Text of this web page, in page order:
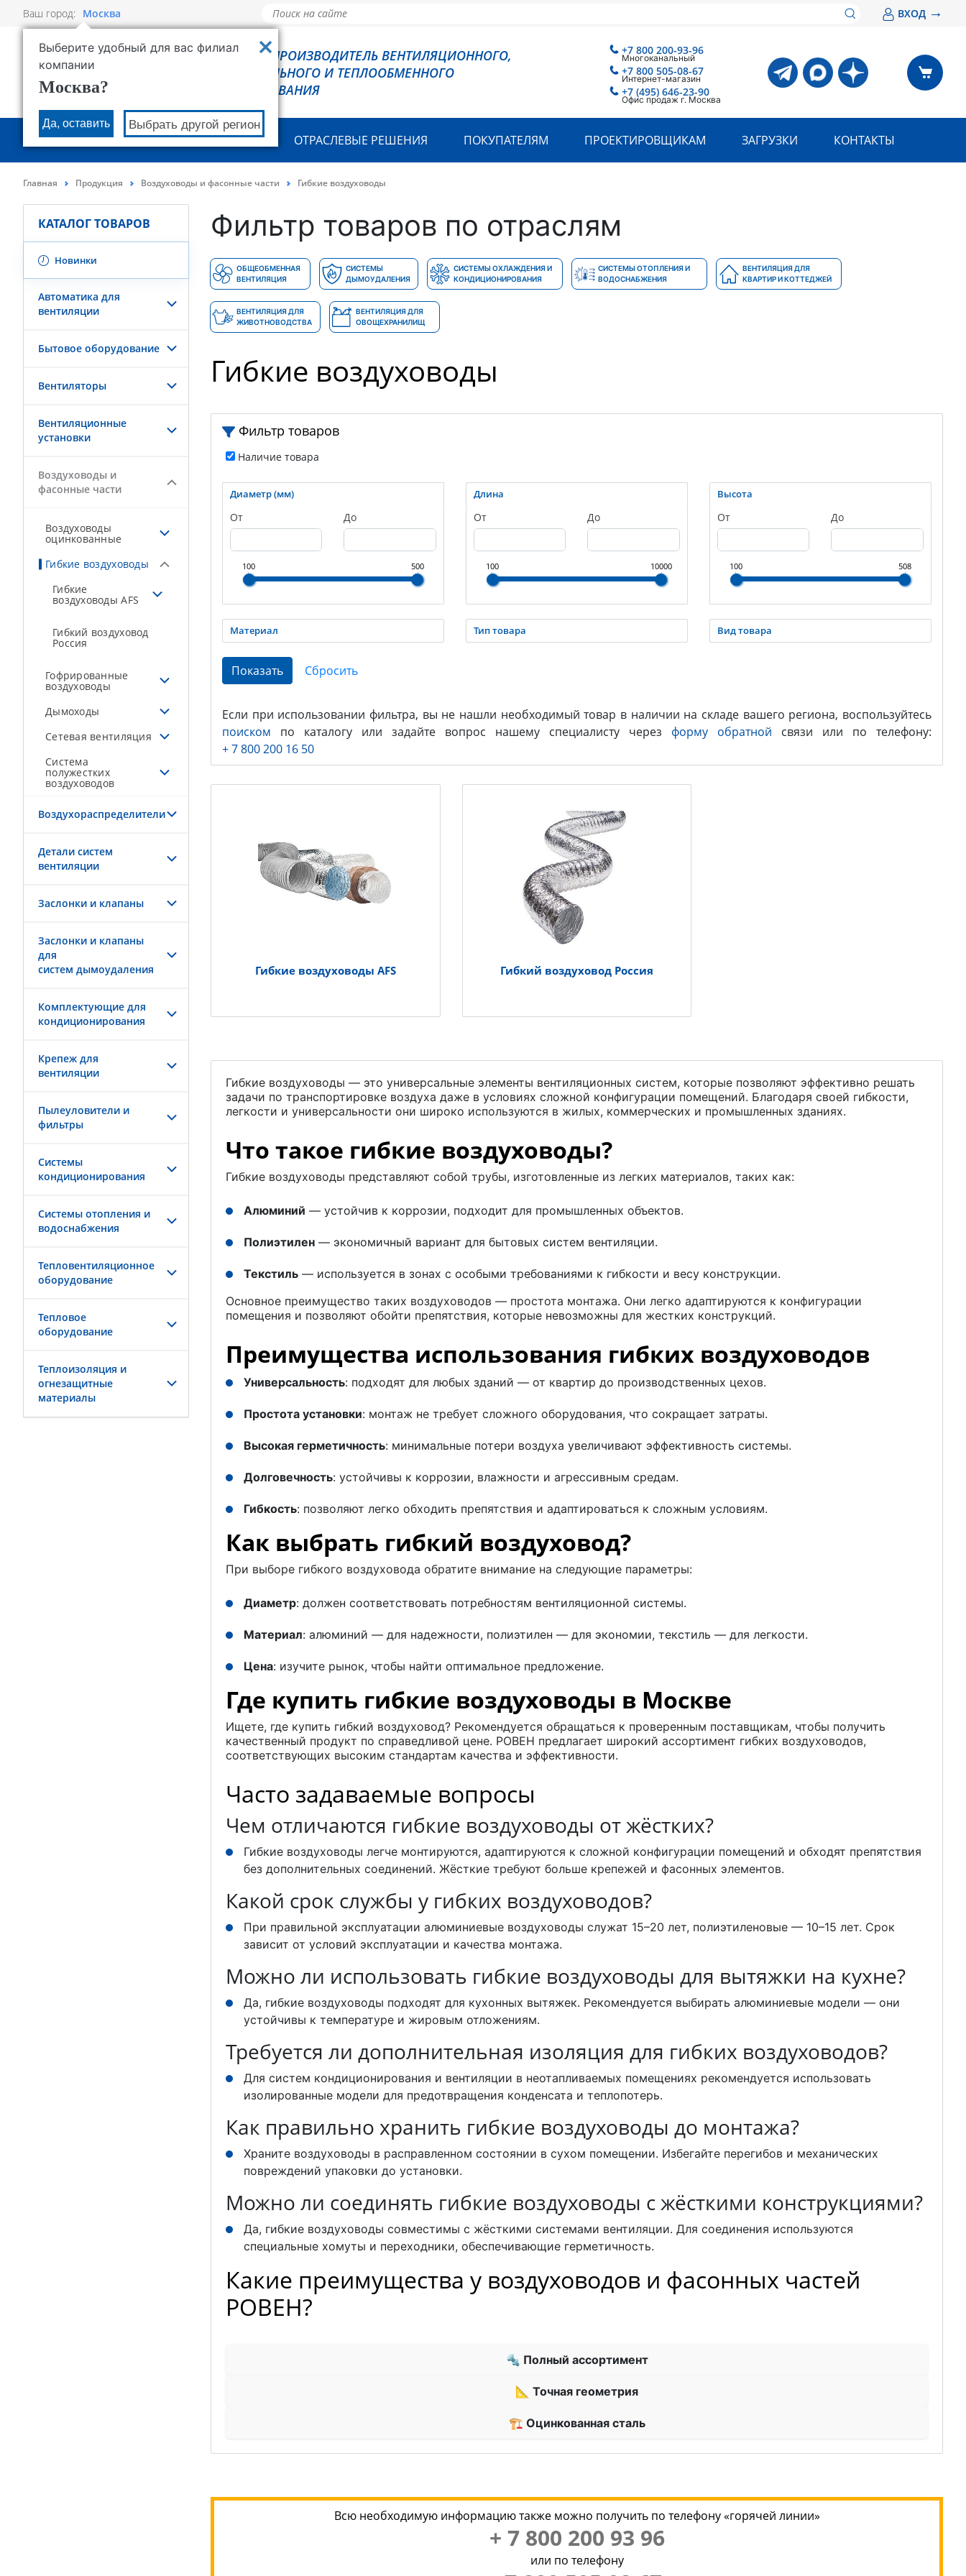
Ваш город: Москва
Выберите удобный для вас филиал
компании
Москва?
Да, оставить Выбрать другой регион
ВХОД →
РОВЕН - ПРОИЗВОДИТЕЛЬ ВЕНТИЛЯЦИОННОГО,
ХОЛОДИЛЬНОГО И ТЕПЛООБМЕННОГО
ОБОРУДОВАНИЯ
+7 800 200-93-96
Многоканальный
+7 800 505-08-67
Интернет-магазин
+7 (495) 646-23-90
Офис продаж г. Москва
О КОМПАНИИ ПРОДУКЦИЯ ОТРАСЛЕВЫЕ РЕШЕНИЯ ПОКУПАТЕЛЯМ ПРОЕКТИРОВЩИКАМ ЗАГРУЗКИ КОНТАКТЫ
Главная Продукция Воздуховоды и фасонные части Гибкие воздуховоды
КАТАЛОГ ТОВАРОВ
Новинки
Автоматика для
вентиляции
Бытовое оборудование
Вентиляторы
Вентиляционные
установки
Воздуховоды и
фасонные части
Воздуховоды
оцинкованные
Гибкие воздуховоды
Гибкие
воздуховоды AFS
Гибкий воздуховод
Россия
Гофрированные
воздуховоды
Дымоходы
Сетевая вентиляция
Система
полужестких
воздуховодов
Воздухораспределители
Детали систем
вентиляции
Заслонки и клапаны
Заслонки и клапаны
для
систем дымоудаления
Комплектующие для
кондиционирования
Крепеж для
вентиляции
Пылеуловители и
фильтры
Системы
кондиционирования
Системы отопления и
водоснабжения
Тепловентиляционное
оборудование
Тепловое
оборудование
Теплоизоляция и
огнезащитные
материалы
Фильтр товаров по отраслям
ОБЩЕОБМЕННАЯ
ВЕНТИЛЯЦИЯ
СИСТЕМЫ
ДЫМОУДАЛЕНИЯ
СИСТЕМЫ ОХЛАЖДЕНИЯ И
КОНДИЦИОНИРОВАНИЯ
СИСТЕМЫ ОТОПЛЕНИЯ И
ВОДОСНАБЖЕНИЯ
ВЕНТИЛЯЦИЯ ДЛЯ
КВАРТИР И КОТТЕДЖЕЙ
ВЕНТИЛЯЦИЯ ДЛЯ
ЖИВОТНОВОДСТВА
ВЕНТИЛЯЦИЯ ДЛЯ
ОВОЩЕХРАНИЛИЩ
Гибкие воздуховоды
Фильтр товаров
Наличие товара
Диаметр (мм)
От До
100 500
Длина
От До
100 10000
Высота
От До
100 508
Материал Тип товара Вид товара
Если при использовании фильтра, вы не нашли необходимый товар в наличии на складе вашего региона, воспользуйтесь
поиском по каталогу или задайте вопрос нашему специалисту через форму обратной связи или по телефону:
+ 7 800 200 16 50
Гибкие воздуховоды AFS Гибкий воздуховод Россия
Гибкие воздуховоды — это универсальные элементы вентиляционных систем, которые позволяют эффективно решать
задачи по транспортировке воздуха даже в условиях сложной конфигурации помещений. Благодаря своей гибкости,
легкости и универсальности они широко используются в жилых, коммерческих и промышленных зданиях.
Что такое гибкие воздуховоды?
Гибкие воздуховоды представляют собой трубы, изготовленные из легких материалов, таких как:
Алюминий — устойчив к коррозии, подходит для промышленных объектов.
Полиэтилен — экономичный вариант для бытовых систем вентиляции.
Текстиль — используется в зонах с особыми требованиями к гибкости и весу конструкции.
Основное преимущество таких воздуховодов — простота монтажа. Они легко адаптируются к конфигурации
помещения и позволяют обойти препятствия, которые невозможны для жестких конструкций.
Преимущества использования гибких воздуховодов
Универсальность: подходят для любых зданий — от квартир до производственных цехов.
Простота установки: монтаж не требует сложного оборудования, что сокращает затраты.
Высокая герметичность: минимальные потери воздуха увеличивают эффективность системы.
Долговечность: устойчивы к коррозии, влажности и агрессивным средам.
Гибкость: позволяют легко обходить препятствия и адаптироваться к сложным условиям.
Как выбрать гибкий воздуховод?
При выборе гибкого воздуховода обратите внимание на следующие параметры:
Диаметр: должен соответствовать потребностям вентиляционной системы.
Материал: алюминий — для надежности, полиэтилен — для экономии, текстиль — для легкости.
Цена: изучите рынок, чтобы найти оптимальное предложение.
Где купить гибкие воздуховоды в Москве
Ищете, где купить гибкий воздуховод? Рекомендуется обращаться к проверенным поставщикам, чтобы получить
качественный продукт по справедливой цене. РОВЕН предлагает широкий ассортимент гибких воздуховодов,
соответствующих высоким стандартам качества и эффективности.
Часто задаваемые вопросы
Чем отличаются гибкие воздуховоды от жёстких?
Гибкие воздуховоды легче монтируются, адаптируются к сложной конфигурации помещений и обходят препятствия
без дополнительных соединений. Жёсткие требуют больше крепежей и фасонных элементов.
Какой срок службы у гибких воздуховодов?
При правильной эксплуатации алюминиевые воздуховоды служат 15–20 лет, полиэтиленовые — 10–15 лет. Срок
зависит от условий эксплуатации и качества монтажа.
Можно ли использовать гибкие воздуховоды для вытяжки на кухне?
Да, гибкие воздуховоды подходят для кухонных вытяжек. Рекомендуется выбирать алюминиевые модели — они
устойчивы к температуре и жировым отложениям.
Требуется ли дополнительная изоляция для гибких воздуховодов?
Для систем кондиционирования и вентиляции в неотапливаемых помещениях рекомендуется использовать
изолированные модели для предотвращения конденсата и теплопотерь.
Как правильно хранить гибкие воздуховоды до монтажа?
Храните воздуховоды в расправленном состоянии в сухом помещении. Избегайте перегибов и механических
повреждений упаковки до установки.
Можно ли соединять гибкие воздуховоды с жёсткими конструкциями?
Да, гибкие воздуховоды совместимы с жёсткими системами вентиляции. Для соединения используются
специальные хомуты и переходники, обеспечивающие герметичность.
Какие преимущества у воздуховодов и фасонных частей
РОВЕН?
🔩 Полный ассортимент
📐 Точная геометрия
🏗 Оцинкованная сталь
Всю необходимую информацию также можно получить по телефону «горячей линии»
+ 7 800 200 93 96
или по телефону